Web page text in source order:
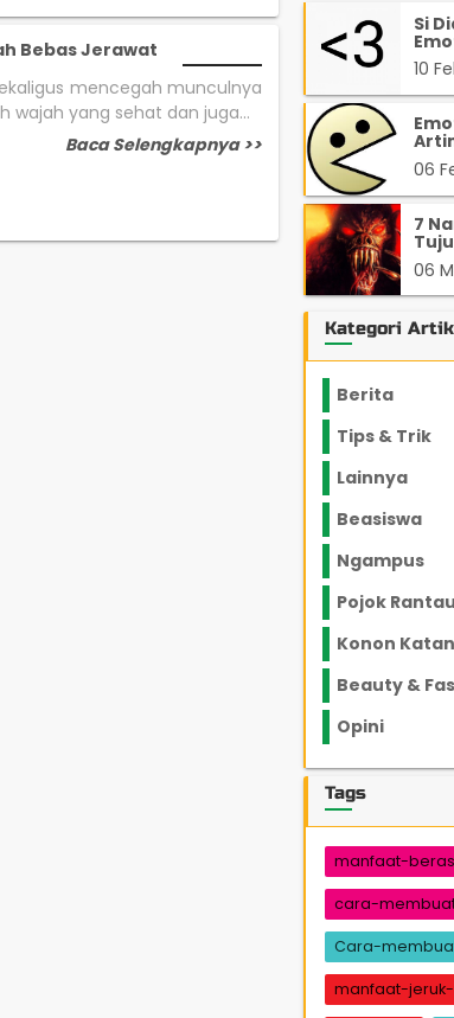
Bebas Jerawat
mencegah munculnya
wajah yang sehat dan juga...
Baca Selengkapnya >>
Si
10
06
7
06
Kategori
Berita
Tips & Trik
Lainnya
Beasiswa
Ngampus
Pojok Rantau
Konon
Beauty &
Opini
Tags
manfaat-
cara-
Cara-
manfaat-